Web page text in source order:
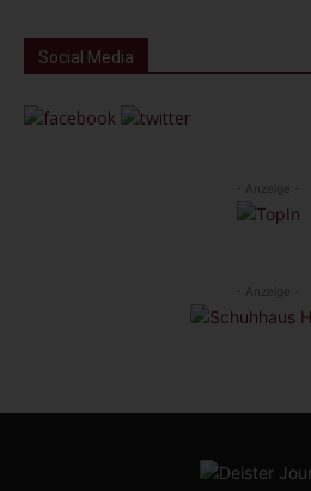
Social Media
- Anzeige -
- Anzeige -